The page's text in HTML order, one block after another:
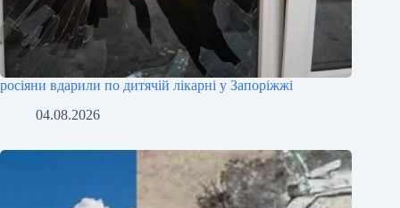
росіяни вдарили по дитячій лікарні у Запоріжжі
04.08.2026